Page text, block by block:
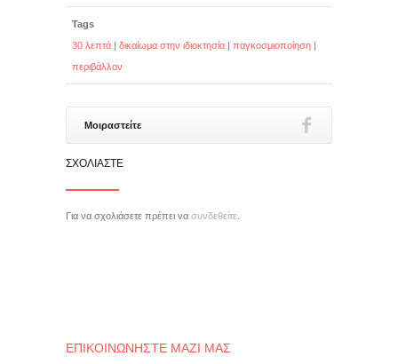
Tags
30 λεπτά | δικαίωμα στην ιδιοκτησία | παγκοσμιοποίηση |
περιβάλλον
Μοιραστείτε
ΣΧΟΛΙΆΣΤΕ
Για να σχολιάσετε πρέπει να συνδεθείτε
ΕΠΙΚΟΙΝΩΝΉΣΤΕ ΜΑΖΊ ΜΑΣ